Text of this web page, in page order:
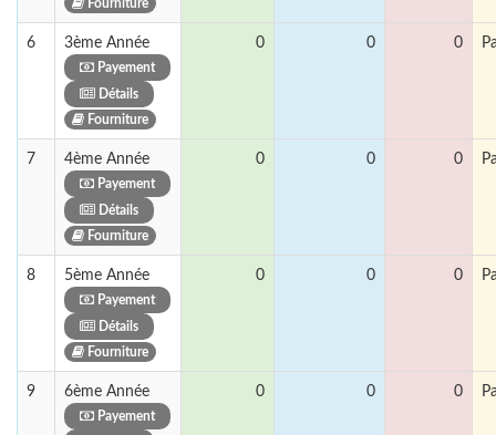
Fourniture
6 3ème Année
Payement
Détails
Fourniture
0 0 0
7 4ème Année
Payement
Détails
Fourniture
0 0 0
8 5ème Année
Payement
Détails
Fourniture
0 0 0
9 6ème Année
Payement
0 0 0